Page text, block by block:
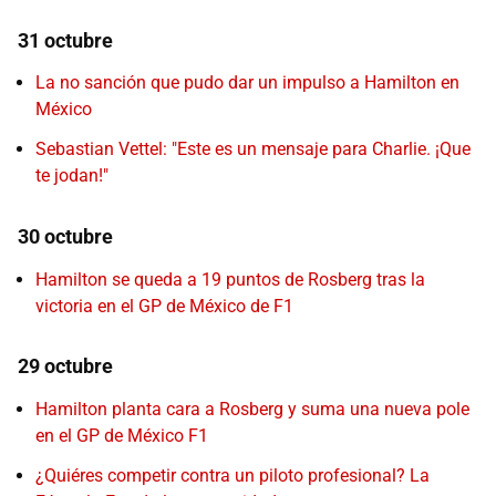
31 octubre
La no sanción que pudo dar un impulso a Hamilton en
México
Sebastian Vettel: "Este es un mensaje para Charlie. ¡Que
te jodan!"
30 octubre
Hamilton se queda a 19 puntos de Rosberg tras la
victoria en el GP de México de F1
29 octubre
Hamilton planta cara a Rosberg y suma una nueva pole
en el GP de México F1
¿Quiéres competir contra un piloto profesional? La